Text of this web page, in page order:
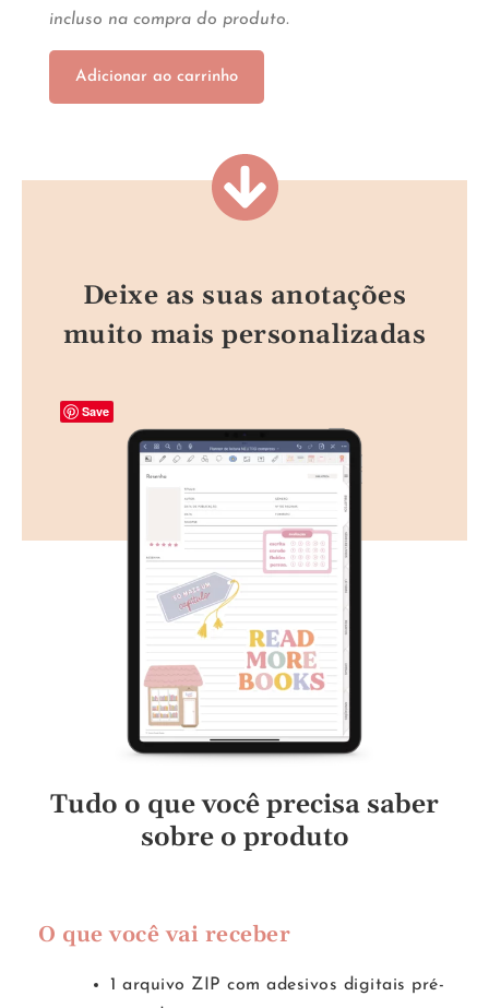
incluso na compra do produto.
Adicionar ao carrinho
Deixe as suas anotações
muito mais personalizadas
Tudo o que você precisa saber
sobre o produto
O que você vai receber
1 arquivo ZIP com adesivos digitais pré-
Save